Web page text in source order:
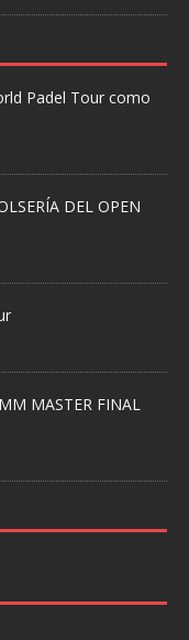
Padel Tour como
DEL OPEN
MASTER FINAL